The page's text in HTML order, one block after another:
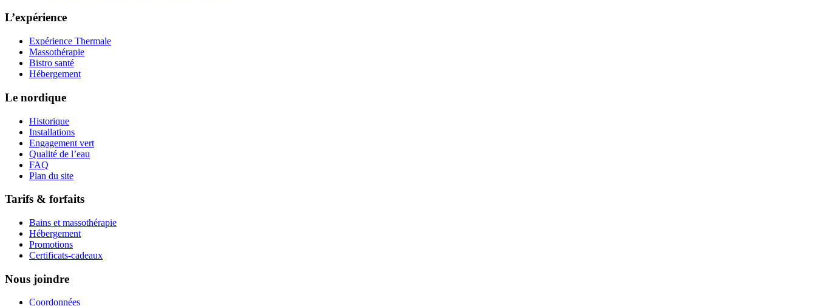
L’expérience
Expérience Thermale
Massothérapie
Bistro santé
Hébergement
Le nordique
Historique
Installations
Engagement vert
Qualité de l’eau
FAQ
Plan du site
Tarifs & forfaits
Bains et massothérapie
Hébergement
Promotions
Certificats-cadeaux
Nous joindre
Coordonnées